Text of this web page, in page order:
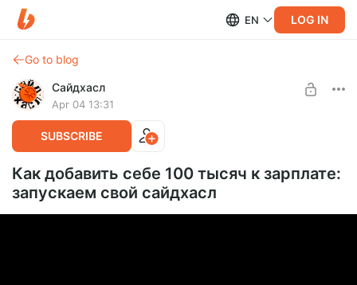
EN LOG IN
Go to blog
Сайдхасл
Apr 04 13:31
SUBSCRIBE
Как добавить себе 100 тысяч к зарплате:
запускаем свой сайдхасл